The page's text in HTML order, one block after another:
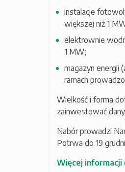
instalacje
większej niż 1
elektrownie
1 MW;
magazyn energii
ramach
Wielkość i forma
zainwestować
Nabór prowadzi
Potrwa do 19
Więcej informacji